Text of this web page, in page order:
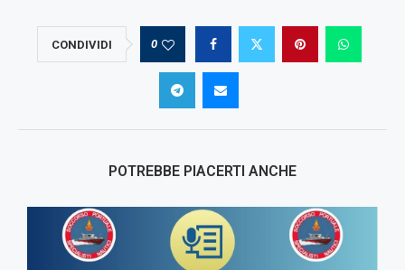
CONDIVIDI 0
POTREBBE PIACERTI ANCHE